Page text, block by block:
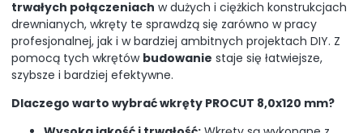
trwałych połączeniach w dużych i ciężkich konstrukcjach
drewnianych, wkręty te sprawdzą się zarówno w pracy
profesjonalnej, jak i w bardziej ambitnych projektach DIY. Z
pomocą tych wkrętów budowanie staje się łatwiejsze,
szybsze i bardziej efektywne.
Dlaczego warto wybrać wkręty PROCUT 8,0x120 mm?